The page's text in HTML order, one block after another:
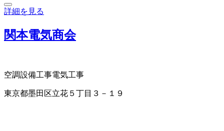
詳細を見る
関本電気商会
空調設備工事電気工事
東京都墨田区立花５丁目３－１９